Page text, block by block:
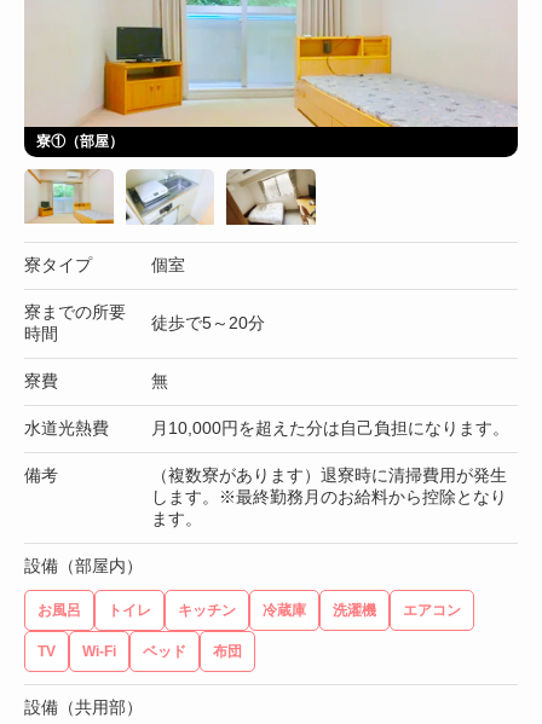
寮①（部屋）
寮タイプ 個室
寮までの所要
時間
徒歩で5～20分
寮費 無
水道光熱費 月10,000円を超えた分は自己負担になります。
備考
（複数寮があります）退寮時に清掃費用が発生
します。※最終勤務月のお給料から控除となり
ます。
設備（部屋内）
お風呂 トイレ キッチン 冷蔵庫 洗濯機 エアコン
TV Wi-Fi ベッド 布団
設備（共用部）